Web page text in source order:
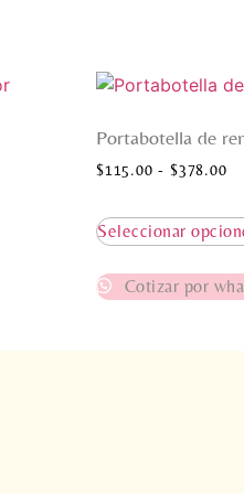
Portabotella de
$115.00 - $378.00
Seleccionar
Cotizar por